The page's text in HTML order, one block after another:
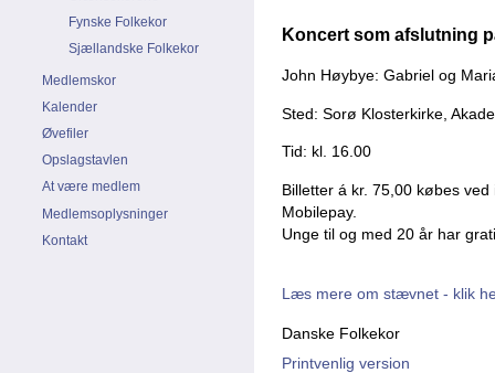
Fynske Folkekor
Sjællandske Folkekor
Medlemskor
Kalender
Øvefiler
Opslagstavlen
At være medlem
Medlemsoplysninger
Kontakt
Koncert som afslutning
John Høybye: Gabriel og
Sted: Sorø Klosterkirke,
Tid: kl. 16.00
Billetter á kr. 75,00 købes
Mobilepay.
Unge til og med 20 år har
Læs mere om stævnet - klik
Danske Folkekor
Printvenlig version